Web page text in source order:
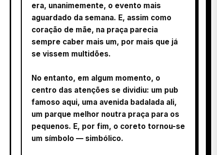
era, unanimemente, o evento mais
aguardado da semana. E, assim como
coração de mãe, na praça parecia
sempre caber mais um, por mais que já
se vissem multidões.
No entanto, em algum momento, o
centro das atenções se dividiu: um pub
famoso aqui, uma avenida badalada ali,
um parque melhor noutra praça para os
pequenos. E, por fim, o coreto tornou-se
um símbolo — simbólico.